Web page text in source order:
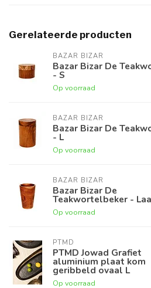
Gerelateerde producten
BAZAR BIZAR
Bazar Bizar De
- S
Op voorraad
BAZAR BIZAR
Bazar Bizar De
- L
Op voorraad
BAZAR BIZAR
Bazar Bizar De
Teakwortelbeker -
Op voorraad
PTMD
PTMD Jowad Grafiet
aluminium plaat kom
geribbeld ovaal L
Op voorraad